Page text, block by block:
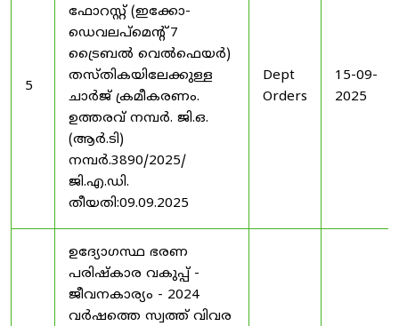
5
ഫോറസ്റ്റ് (ഇക്കോ-
ഡെവലപ്മെന്റ് 7
ട്രൈബൽ വെൽഫെയർ)
തസ്തികയിലേക്കുള്ള
ചാർജ് ക്രമീകരണം.
ഉത്തരവ് നമ്പർ. ജി.ഒ.
(ആർ.ടി)
നമ്പർ.3890/2025/
ജി.എ.ഡി.
തീയതി:09.09.2025
Dept
Orders
15-09-
2025
ഉദ്യോഗസ്ഥ ഭരണ
പരിഷ്കാര വകുപ്പ് -
ജീവനകാര്യം - 2024
വർഷത്തെ സ്വത്ത് വിവര